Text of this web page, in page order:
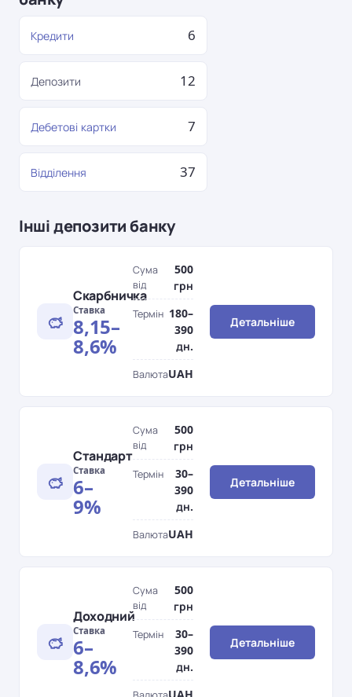
Кредити 6
Депозити 12
Дебетові картки 7
Відділення 37
Інші депозити банку
Скарбничка
Ставка
8,15–
8,6%
Сума
від
500
грн
Термін 180–
390
дн.
ВалютаUAH
Детальніше
Стандарт
Ставка
6–
9%
Сума
від
500
грн
Термін
30–
390
дн.
ВалютаUAH
Детальніше
Доходний
Ставка
6–
8,6%
Сума
від
500
грн
Термін
30–
390
дн.
Детальніше